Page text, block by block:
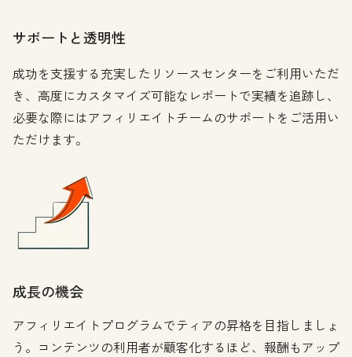
サポートと透明性
成功を支援する充実したリソースセンターをご利用いただ
き、高度にカスタマイズ可能なレポートで実績を追跡し、
必要な際にはアフィリエイトチームのサポートをご活用い
ただけます。
成長の機会
アフィリエイトプログラムでティアの昇格を目指しましょ
う。コンテンツの利用者が顧客化するほど、報酬もアップ